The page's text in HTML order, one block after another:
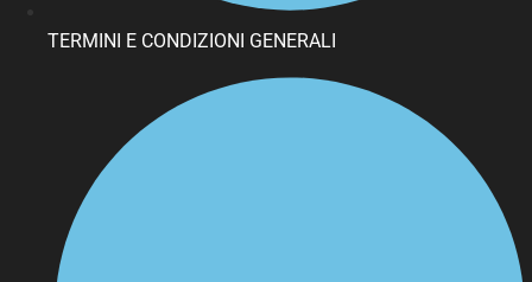
TERMINI E CONDIZIONI GENERALI